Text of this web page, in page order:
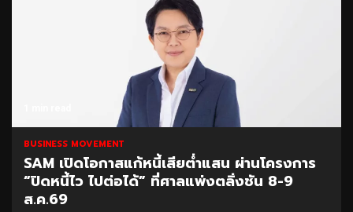
BUSINESS MOVEMENT
SAM เปิดโอกาสแก้หนี้เสียต่ำแสน ผ่านโครงการ
“ปิดหนี้ไว ไปต่อได้” ที่ศาลแพ่งตลิ่งชัน 8-9
ส.ค.69